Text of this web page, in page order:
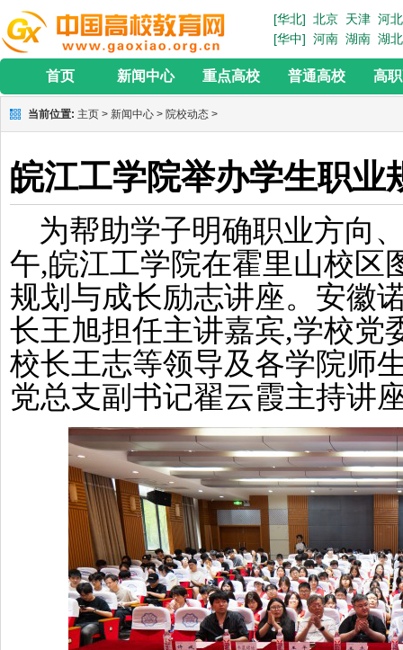
[华北] 北京 天津 河北
[华中] 河南 湖南 湖北
首页 新闻中心 重点高校 普通高校 高
当前位置: 主页 > 新闻中心 > 院校动态 >
皖江工学院举办学生职业
为帮助学子明确职业方向
午,皖江工学院在霍里山校区
规划与成长励志讲座。安徽
长王旭担任主讲嘉宾,学校党
校长王志等领导及各学院师
党总支副书记翟云霞主持讲